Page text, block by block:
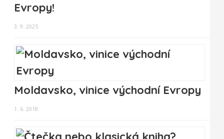
Evropy!
3. 9. 2025
Moldavsko, vinice východní Evropy
1. 6. 2018